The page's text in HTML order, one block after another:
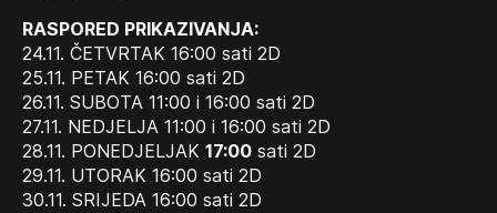
RASPORED PRIKAZIVANJA:
24.11. ČETVRTAK 16:00 sati 2D
25.11. PETAK 16:00 sati 2D
26.11. SUBOTA 11:00 i 16:00 sati 2D
27.11. NEDJELJA 11:00 i 16:00 sati 2D
28.11. PONEDJELJAK 17:00 sati 2D
29.11. UTORAK 16:00 sati 2D
30.11. SRIJEDA 16:00 sati 2D